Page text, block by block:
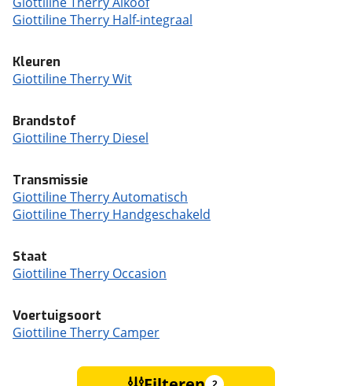
Giottiline Therry Half-integraal
Kleuren
Giottiline Therry Wit
Brandstof
Giottiline Therry Diesel
Transmissie
Giottiline Therry Automatisch
Giottiline Therry Handgeschakeld
Staat
Giottiline Therry Occasion
Voertuigsoort
Giottiline Therry Camper